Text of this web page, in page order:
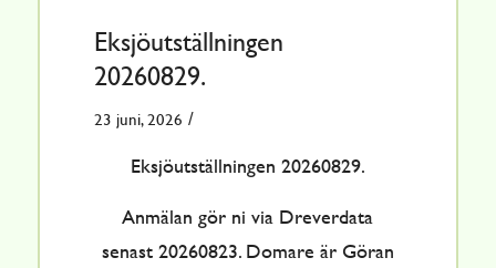
Eksjöutställningen
20260829.
23 juni, 2026 /
Eksjöutställningen 20260829.
Anmälan gör ni via Dreverdata
senast 20260823. Domare är Göran